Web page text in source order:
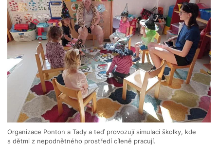
Organizace Ponton a Tady a teď provozují simulaci školky, kde
s dětmi z nepodnětného prostředí cíleně pracují.